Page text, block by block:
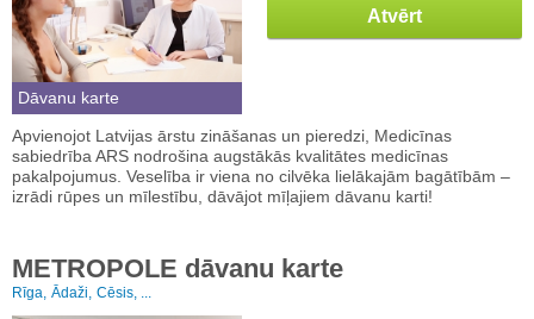
Dāvanu karte
Atvērt
Apvienojot Latvijas ārstu zināšanas un pieredzi, Medicīnas
sabiedrība ARS nodrošina augstākās kvalitātes medicīnas
pakalpojumus. Veselība ir viena no cilvēka lielākajām bagātībām –
izrādi rūpes un mīlestību, dāvājot mīļajiem dāvanu karti!
METROPOLE dāvanu karte
Rīga, Ādaži, Cēsis, ...